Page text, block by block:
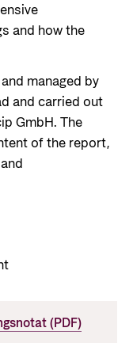
and how the
managed by
and carried out
GmbH. The
of the report,
(PDF)